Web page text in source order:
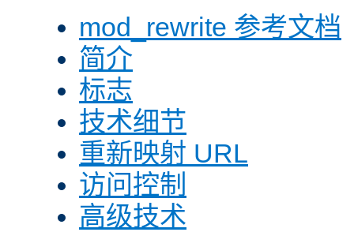
mod_rewrite 参考文档
简介
标志
技术细节
重新映射 URL
访问控制
高级技术